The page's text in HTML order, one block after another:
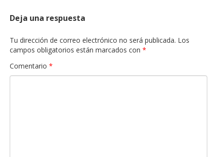
Deja una respuesta
Tu dirección de correo electrónico no será publicada. Los
campos obligatorios están marcados con *
Comentario *